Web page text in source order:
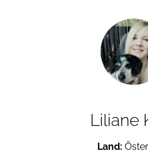
Liliane
Land: